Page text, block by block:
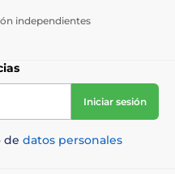
independientes
Iniciar sesión
de datos personales